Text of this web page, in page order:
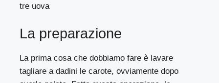
tre uova
La preparazione
La prima cosa che dobbiamo fare è lavare
tagliare a dadini le carote, ovviamente dopo